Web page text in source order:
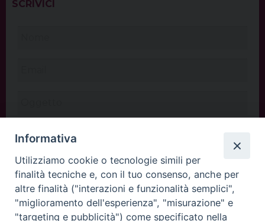
SCRIVICI
Informativa
Utilizziamo cookie o tecnologie simili per
finalità tecniche e, con il tuo consenso, anche per
altre finalità ("interazioni e funzionalità semplici",
"miglioramento dell'esperienza", "misurazione" e
"targeting e pubblicità") come specificato nella